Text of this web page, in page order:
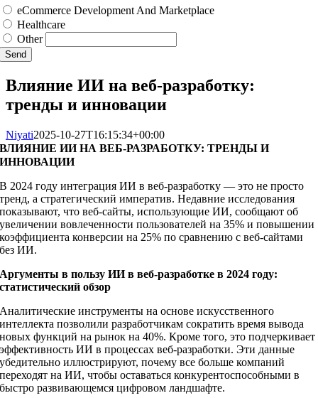
eCommerce Development And Marketplace
Healthcare
Other
Send
Влияние ИИ на веб-разработку:
тренды и инновации
Niyati2025-10-27T16:15:34+00:00
ВЛИЯНИЕ ИИ НА ВЕБ-РАЗРАБОТКУ: ТРЕНДЫ И
ИННОВАЦИИ
В 2024 году интеграция ИИ в веб-разработку — это не просто
тренд, а стратегический императив. Недавние исследования
показывают, что веб-сайты, использующие ИИ, сообщают об
увеличении вовлеченности пользователей на 35% и повышении
коэффициента конверсии на 25% по сравнению с веб-сайтами
без ИИ.
Аргументы в пользу ИИ в веб-разработке в 2024 году:
статистический обзор
Аналитические инструменты на основе искусственного
интеллекта позволили разработчикам сократить время вывода
новых функций на рынок на 40%. Кроме того, это подчеркивает
эффективность ИИ в процессах веб-разработки. Эти данные
убедительно иллюстрируют, почему все больше компаний
переходят на ИИ, чтобы оставаться конкурентоспособными в
быстро развивающемся цифровом ландшафте.